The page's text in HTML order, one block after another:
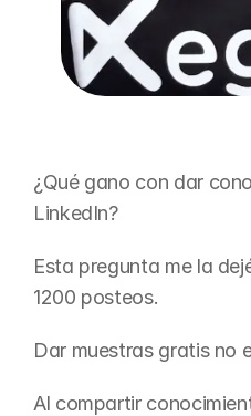
¿Qué gano con dar
LinkedIn?
Esta pregunta me la
1200 posteos.
Dar muestras gratis no
Al compartir